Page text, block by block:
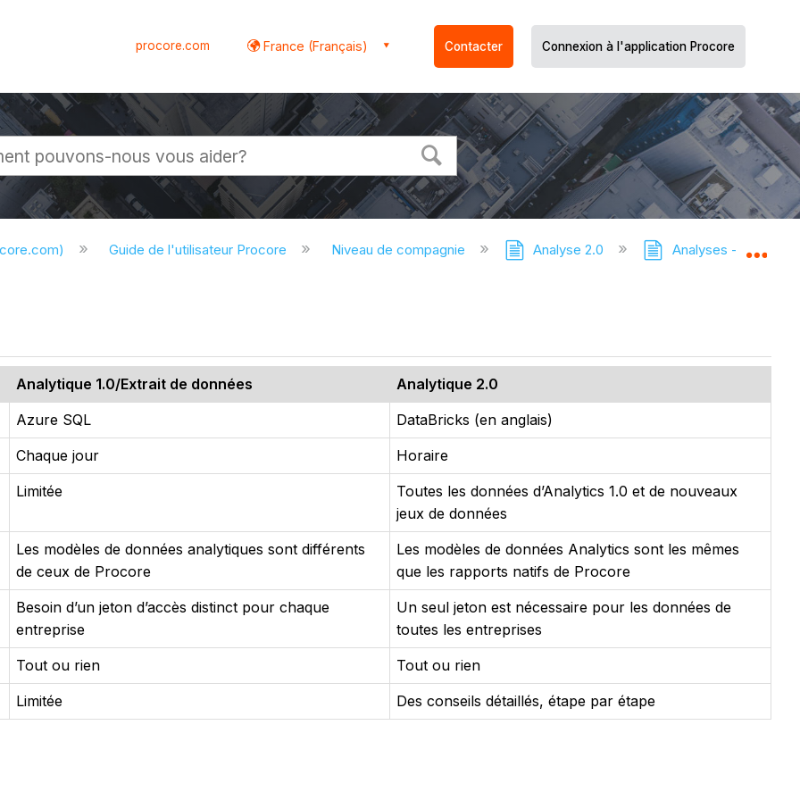
procore.com France (Français) Contacter Connexion à l'application Procore
Guide de l'utilisateur Procore Niveau de compagnie Analyse 2.0 Analyses - Tutoriels
Analytique 1.0/Extrait de données
Analytique 2.0
Azure SQL
DataBricks (en anglais)
Chaque jour
Horaire
Limitée
Toutes les données d’Analytics 1.0 et de nouveaux
jeux de données
Les modèles de données analytiques sont différents
de ceux de Procore
Les modèles de données Analytics sont les mêmes
que les rapports natifs de Procore
Besoin d’un jeton d’accès distinct pour chaque
entreprise
Un seul jeton est nécessaire pour les données de
toutes les entreprises
Tout ou rien
Tout ou rien
Limitée Des conseils détaillés, étape par étape